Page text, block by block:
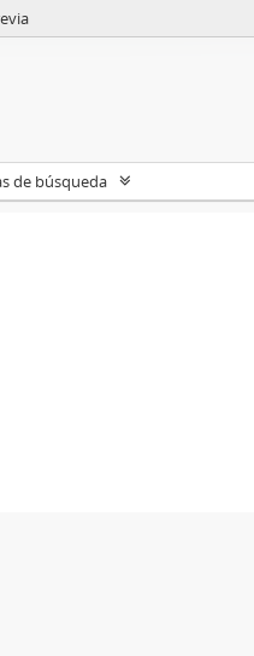
de búsqueda